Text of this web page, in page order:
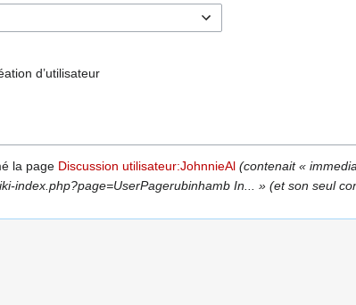
d’utilisateur
la page Discussion utilisateur:JohnnieAl (contenait «
index.php?page=UserPagerubinhamb In... » (et son seul